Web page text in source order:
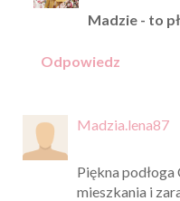
Madzie - to
Odpowiedz
Madzia.lena87
Piękna
mieszkania i